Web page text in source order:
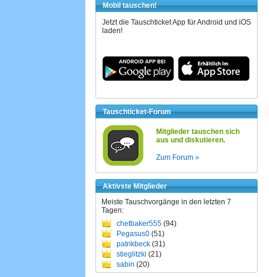
Mobil tauschen!
Jetzt die Tauschticket App für Android und iOS
laden!
Tauschticket-Forum
Mitglieder tauschen sich
aus und diskutieren.
Zum Forum »
Aktivste Mitglieder
Meiste Tauschvorgänge in den letzten 7
Tagen:
chetbaker555 (94)
Pegasus0 (51)
patrikbeck (31)
stieglitzki (21)
sabin (20)